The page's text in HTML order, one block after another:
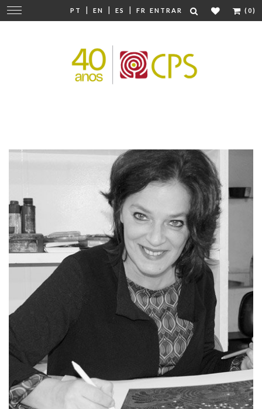
PT | EN | ES | FR ENTRAR (0)
Mudar
navegação